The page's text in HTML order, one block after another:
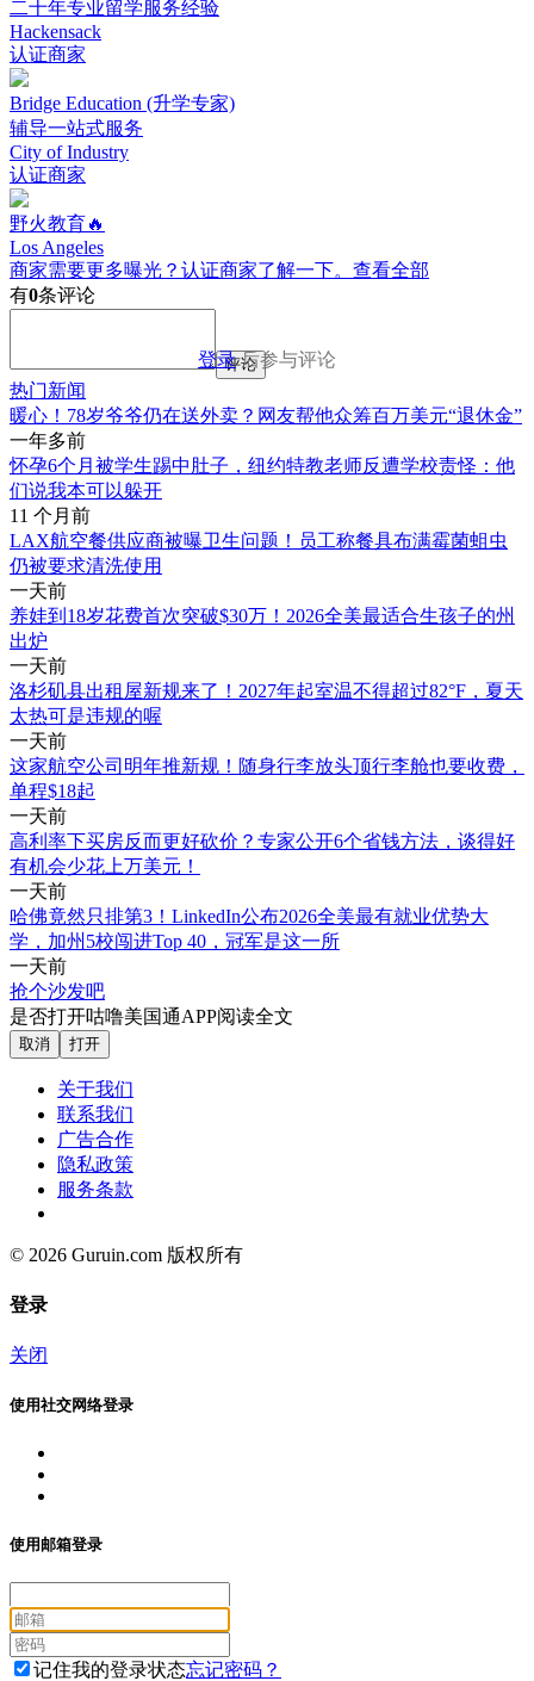
二十年专业留学服务经验
Hackensack
认证商家
Bridge Education (升学专家)
辅导一站式服务
City of Industry
认证商家
野火教育🔥
Los Angeles
商家需要更多曝光？认证商家了解一下。 查看全部
有0条评论
登录后参与评论
评论
热门新闻
暖心！78岁爷爷仍在送外卖？网友帮他众筹百万美元“退休金”
一年多前
怀孕6个月被学生踢中肚子，纽约特教老师反遭学校责怪：他
们说我本可以躲开
11 个月前
LAX航空餐供应商被曝卫生问题！员工称餐具布满霉菌蛆虫
仍被要求清洗使用
一天前
养娃到18岁花费首次突破$30万！2026全美最适合生孩子的州
出炉
一天前
洛杉矶县出租屋新规来了！2027年起室温不得超过82°F，夏天
太热可是违规的喔
一天前
这家航空公司明年推新规！随身行李放头顶行李舱也要收费，
单程$18起
一天前
高利率下买房反而更好砍价？专家公开6个省钱方法，谈得好
有机会少花上万美元！
一天前
哈佛竟然只排第3！LinkedIn公布2026全美最有就业优势大
学，加州5校闯进Top 40，冠军是这一所
一天前
抢个沙发吧
是否打开咕噜美国通APP阅读全文
取消 打开
关于我们
联系我们
广告合作
隐私政策
服务条款
© 2026 Guruin.com 版权所有
登录
关闭
使用社交网络登录
使用邮箱登录
记住我的登录状态忘记密码？